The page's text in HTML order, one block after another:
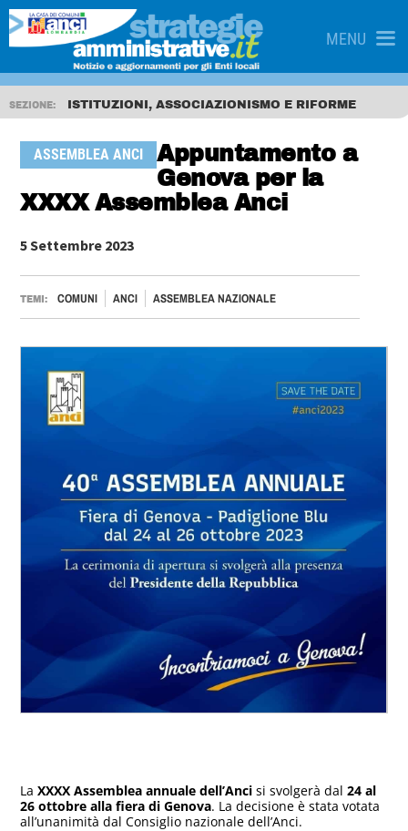
MENU
SEZIONE: ISTITUZIONI, ASSOCIAZIONISMO E RIFORME
ASSEMBLEA ANCI
Appuntamento a
Genova per la
XXXX Assemblea Anci
5 Settembre 2023
TEMI: COMUNI ANCI ASSEMBLEA NAZIONALE
LaXXXX Assemblea annuale dell’Ancisi svolgerà dal24 al
26 ottobre alla fiera di Genova. La decisione è stata votata
all’unanimità dal Consiglio nazionale dell’Anci.